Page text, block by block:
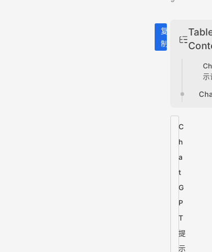
示
C
h
a
t
G
P
T
提
示
复
制